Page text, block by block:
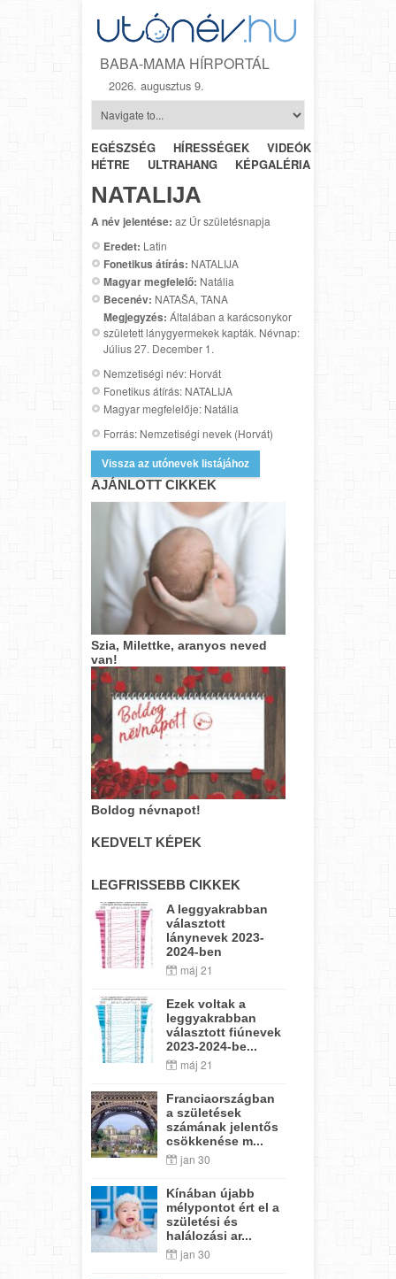
BABA-MAMA HÍRPORTÁL
2026. augusztus 9.
EGÉSZSÉG HÍRESSÉGEK VIDEÓK
HÉTRŐL-
HÉTRE
ULTRAHANG KÉPGALÉRIA
NATALIJA
A név jelentése: az Úr születésnapja
Eredet: Latin
Fonetikus átírás: NATALIJA
Magyar megfelelő: Natália
Becenév: NATAŠA, TANA
Megjegyzés: Általában a karácsonykor
született lánygyermekek kapták. Névnap:
Július 27. December 1.
Nemzetiségi név: Horvát
Fonetikus átírás: NATALIJA
Magyar megfelelője: Natália
Forrás: Nemzetiségi nevek (Horvát)
Vissza az utónevek listájához
AJÁNLOTT CIKKEK
Szia, Milettke, aranyos neved
van!
Boldog névnapot!
KEDVELT KÉPEK
LEGFRISSEBB CIKKEK
A leggyakrabban
választott
lánynevek 2023-
2024-ben
máj 21
Ezek voltak a
leggyakrabban
választott fiúnevek
2023-2024-be...
máj 21
Franciaországban
a születések
számának jelentős
csökkenése m...
jan 30
Kínában újabb
mélypontot ért el a
születési és
halálozási ar...
jan 30